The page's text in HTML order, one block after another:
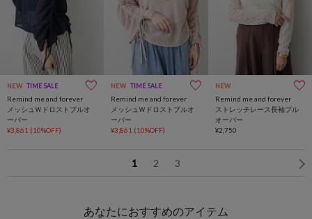
NEW TIME SALE
Remind me and forever
メッシュＷドロストプルオ
ーバー
¥3,861 (10%OFF)
NEW TIME SALE
Remind me and forever
メッシュＷドロストプルオ
ーバー
¥3,861 (10%OFF)
NEW
Remind me and forever
ストレッチレース長袖プル
オーバー
¥2,750
1 2 3
あなたにおすすめのアイテム